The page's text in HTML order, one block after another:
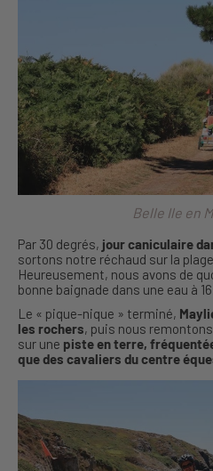
Belle Ile en
Par 30 degrés, jour caniculaire
sortons notre réchaud sur la
Heureusement, nous avons de
bonne baignade dans une eau à
Le « pique-nique » terminé,
les rochers, puis nous
sur une piste en terre,
que des cavaliers du centre